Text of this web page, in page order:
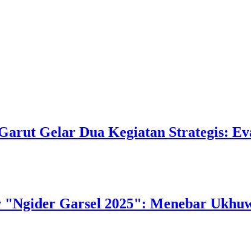
Gelar Dua Kegiatan Strategis:
Garsel 2025": Menebar